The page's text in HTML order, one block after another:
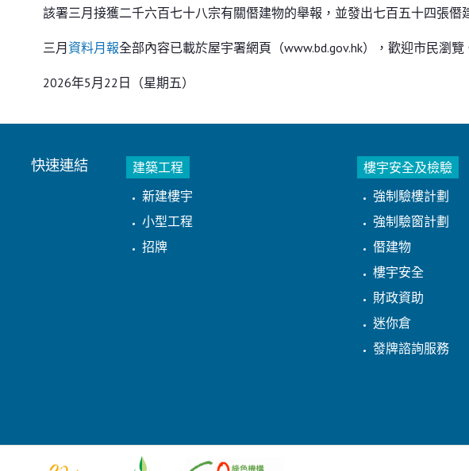
該署三月接獲二千六百七十八宗有關僭建物的舉報，並發出七百五十四張僭
三月 資料月報全部內容已載於屋宇署網頁（www.bd.gov.hk），歡迎市民瀏覽
2026年5月22日（星期五）
快速連結
建築工程
新建樓宇
小型工程
招牌
樓宇安全及檢驗
強制驗樓計劃
強制驗窗計劃
僭建物
樓宇安全
財政資助
迷你倉
發牌諮詢服務